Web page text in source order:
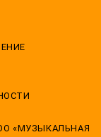
«МУЗЫКАЛЬНАЯ